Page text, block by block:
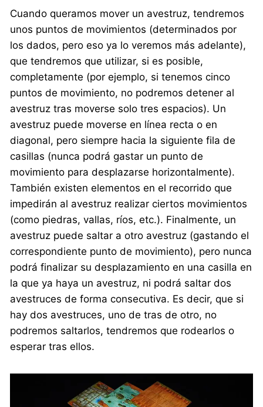
Cuando queramos mover un avestruz, tendremos
unos puntos de movimientos (determinados por
los dados, pero eso ya lo veremos más adelante),
que tendremos que utilizar, si es posible,
completamente (por ejemplo, si tenemos cinco
puntos de movimiento, no podremos detener al
avestruz tras moverse solo tres espacios). Un
avestruz puede moverse en línea recta o en
diagonal, pero siempre hacia la siguiente fila de
casillas (nunca podrá gastar un punto de
movimiento para desplazarse horizontalmente).
También existen elementos en el recorrido que
impedirán al avestruz realizar ciertos movimientos
(como piedras, vallas, ríos, etc.). Finalmente, un
avestruz puede saltar a otro avestruz (gastando el
correspondiente punto de movimiento), pero nunca
podrá finalizar su desplazamiento en una casilla en
la que ya haya un avestruz, ni podrá saltar dos
avestruces de forma consecutiva. Es decir, que si
hay dos avestruces, uno de tras de otro, no
podremos saltarlos, tendremos que rodearlos o
esperar tras ellos.